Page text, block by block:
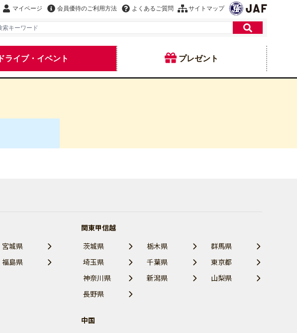
マイページ 会員優待のご利用方法 よくあるご質問 サイトマップ
ドライブ・イベント プレゼント
宮城県
福島県
関東甲信越
茨城県
栃木県
群馬県
埼玉県
千葉県
東京都
神奈川県
新潟県
山梨県
長野県
中国